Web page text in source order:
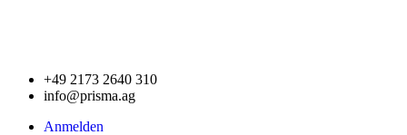
+49 2173 2640 310
info@prisma.ag
Anmelden